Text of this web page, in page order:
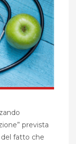
prevista
del fatto che